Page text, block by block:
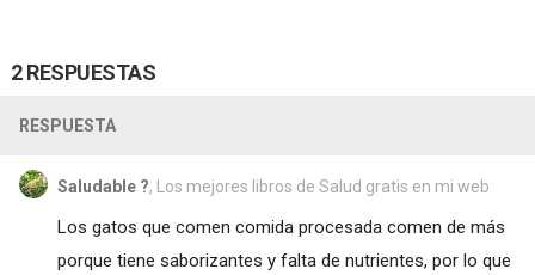
2 RESPUESTAS
RESPUESTA
Saludable ?, Los mejores libros de Salud gratis en mi web
Los gatos que comen comida procesada comen de más
porque tiene saborizantes y falta de nutrientes, por lo que